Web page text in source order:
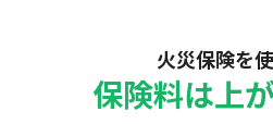
火災保険を
保険料は上